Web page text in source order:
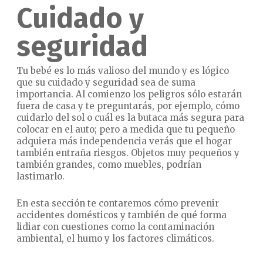
Cuidado y
seguridad
Tu bebé es lo más valioso del mundo y es lógico
que su cuidado y seguridad sea de suma
importancia. Al comienzo los peligros sólo estarán
fuera de casa y te preguntarás, por ejemplo, cómo
cuidarlo del sol o cuál es la butaca más segura para
colocar en el auto; pero a medida que tu pequeño
adquiera más independencia verás que el hogar
también entraña riesgos. Objetos muy pequeños y
también grandes, como muebles, podrían
lastimarlo.
En esta sección te contaremos cómo prevenir
accidentes domésticos y también de qué forma
lidiar con cuestiones como la contaminación
ambiental, el humo y los factores climáticos.